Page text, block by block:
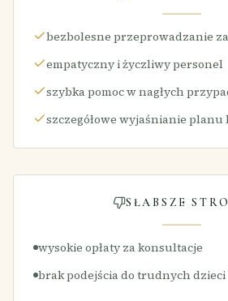
bezbolesne przeprowadzanie
empatyczny i życzliwy personel
szybka pomoc w nagłych
szczegółowe wyjaśnianie planu
SŁABSZE
wysokie opłaty za konsultacje
brak podejścia do trudnych dzieci